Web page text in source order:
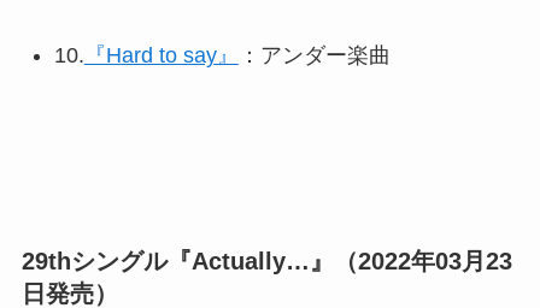
10. 『Hard to say』 ：アンダー楽曲
29thシングル『Actually…』（2022年03月23
日発売）